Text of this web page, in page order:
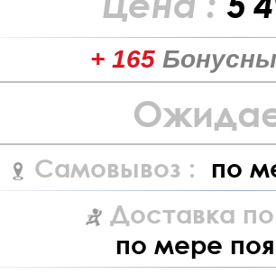
+ 165
Самовывоз : по
Доставка
по мере